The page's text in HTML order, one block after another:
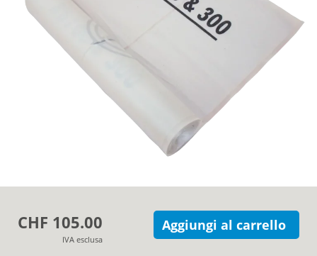
CHF 105.00
IVA esclusa
Aggiungi al carrello